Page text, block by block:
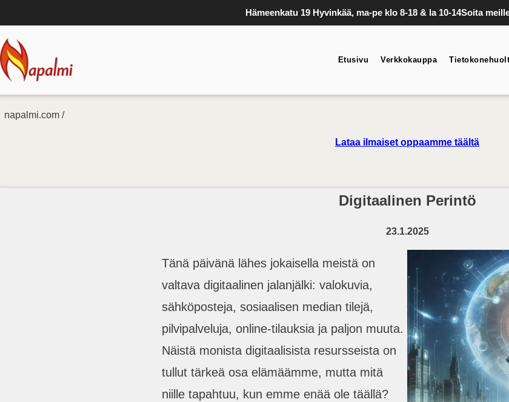
Hämeenkatu 19 Hyvinkää, ma-pe klo 8-18 & la 10-14Soita
Etusivu Verkkokauppa
napalmi.com /
Lataa ilmaiset oppaamme täältä
Digitaalinen Perintö
23.1.2025
Tänä päivänä lähes jokaisella meistä on
valtava digitaalinen jalanjälki: valokuvia,
sähköposteja, sosiaalisen median tilejä,
pilvipalveluja, online-tilauksia ja paljon muuta.
Näistä monista digitaalisista resursseista on
tullut tärkeä osa elämäämme, mutta mitä
niille tapahtuu, kun emme enää ole täällä?